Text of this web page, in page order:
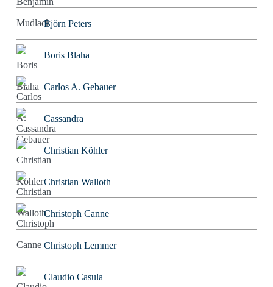
Björn Peters
Boris Blaha
Carlos A. Gebauer
Cassandra
Christian Köhler
Christian Walloth
Christoph Canne
Christoph Lemmer
Claudio Casula